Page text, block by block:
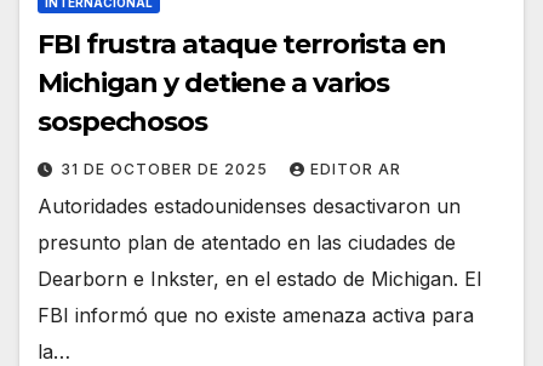
INTERNACIONAL
FBI frustra ataque terrorista en
Michigan y detiene a varios
sospechosos
31 DE OCTOBER DE 2025 EDITOR AR
Autoridades estadounidenses desactivaron un
presunto plan de atentado en las ciudades de
Dearborn e Inkster, en el estado de Michigan. El
FBI informó que no existe amenaza activa para
la…